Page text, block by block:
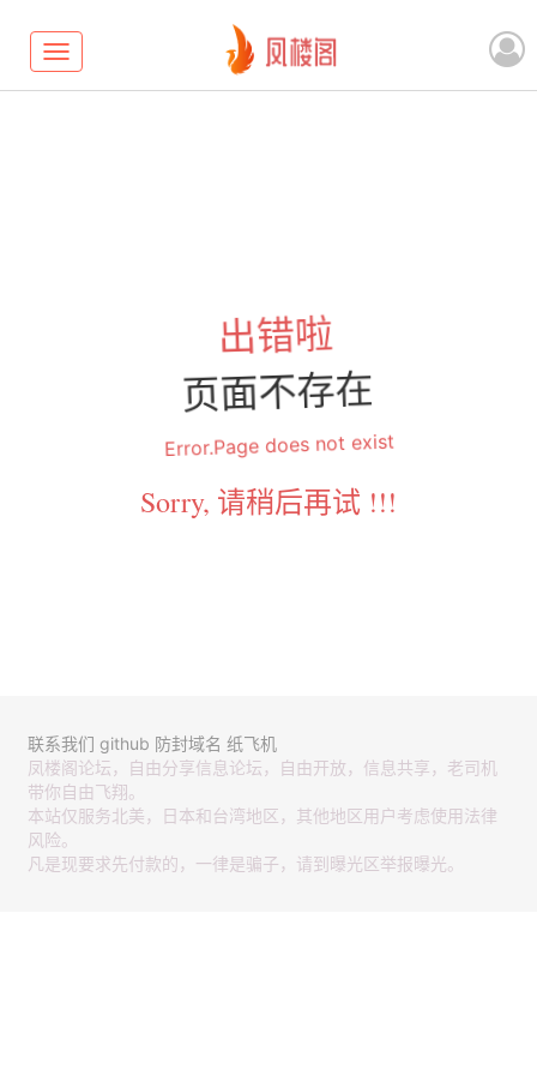
Toggle
navigation
出错啦
页面不存在
Error.Page does not exist
Sorry, 请稍后再试 !!!
联系我们 github 防封域名 纸飞机
凤楼阁论坛，自由分享信息论坛，自由开放，信息共享，老司机
带你自由飞翔。
本站仅服务北美，日本和台湾地区，其他地区用户考虑使用法律
风险。
凡是现要求先付款的，一律是骗子，请到曝光区举报曝光。